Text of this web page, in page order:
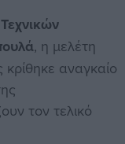
Τεχνικών
, η μελέτη
αναγκαίο
τον τελικό